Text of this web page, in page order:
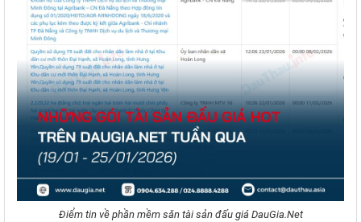
Điểm tin về phần mềm săn tài sản đấu giá DauGia.Net